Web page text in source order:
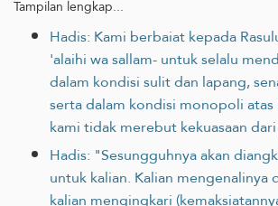
Tampilan lengkap...
Hadis: Kami berbaiat kepada
'alaihi wa sallam- untuk selalu
dalam kondisi sulit dan lapang,
serta dalam kondisi monopoli atas
kami tidak merebut kekuasaan
Hadis: "Sesungguhnya akan
untuk kalian. Kalian mengenalinya
kalian mengingkari